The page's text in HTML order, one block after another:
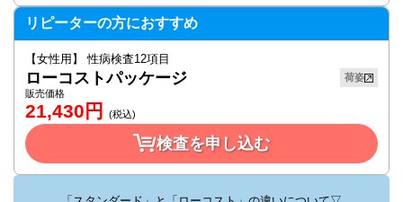
リピーターの方におすすめ
【女性用】 性病検査12項目
ローコストパッケージ
荷姿
販売価格
21,430 円 (税込)
検査を申し込む